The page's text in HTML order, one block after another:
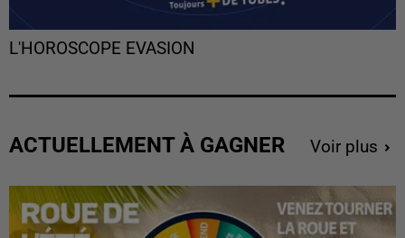
L'HOROSCOPE EVASION
ACTUELLEMENT À GAGNER Voir plus